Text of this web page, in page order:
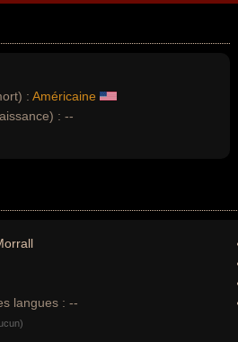
: Américaine
: --
langues : --